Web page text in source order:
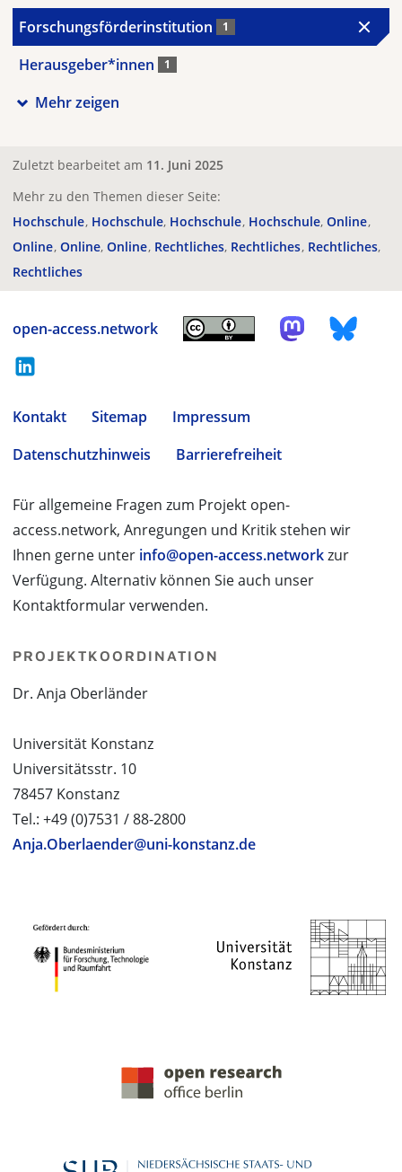
Forschungsförderinstitution 1
Herausgeber*innen 1
Mehr zeigen
Zuletzt bearbeitet am 11. Juni 2025
Mehr zu den Themen dieser Seite:
Hochschule Hochschule Hochschule Hochschule Online
Online Online Online Rechtliches Rechtliches Rechtliches
Rechtliches
open-access.network
Kontakt Sitemap
Impressum
Datenschutzhinweis
Barrierefreiheit
Für allgemeine Fragen zum Projekt open-
access.network, Anregungen und Kritik stehen wir
Ihnen gerne unter info@open-access.networkzur
Verfügung. Alternativ können Sie auch unser
Kontaktformular verwenden.
PROJEKTKOORDINATION
Dr. Anja Oberländer
Universität Konstanz
Universitätsstr. 10
78457 Konstanz
Tel.: +49 (0)7531 / 88-2800
Anja.Oberlaender@uni-konstanz.de